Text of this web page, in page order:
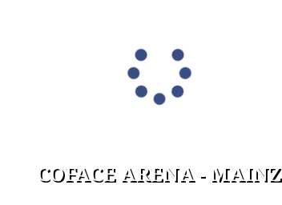
COFACE ARENA - MAINZ